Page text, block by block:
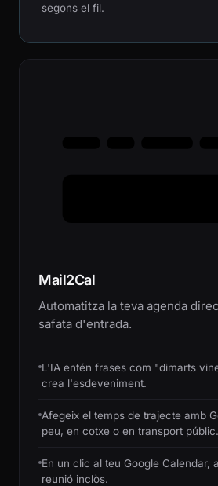
segons el fil.
Mail2Cal
Automatitza la teva agenda
safata d'entrada.
L'IA entén frases com "dimarts
crea l'esdeveniment.
Afegeix el temps de trajecte amb
peu, en cotxe o en transport públic.
En un clic al teu Google Calendar,
reunió inclòs.